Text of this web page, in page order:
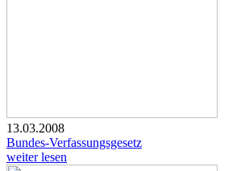
13.03.2008
Bundes-Verfassungsgesetz
weiter lesen